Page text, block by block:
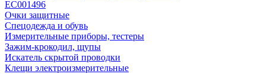
EC001496
Очки защитные
Спецодежда и обувь
Измерительные приборы, тестеры
Зажим-крокодил, щупы
Искатель скрытой проводки
Клещи электроизмерительные